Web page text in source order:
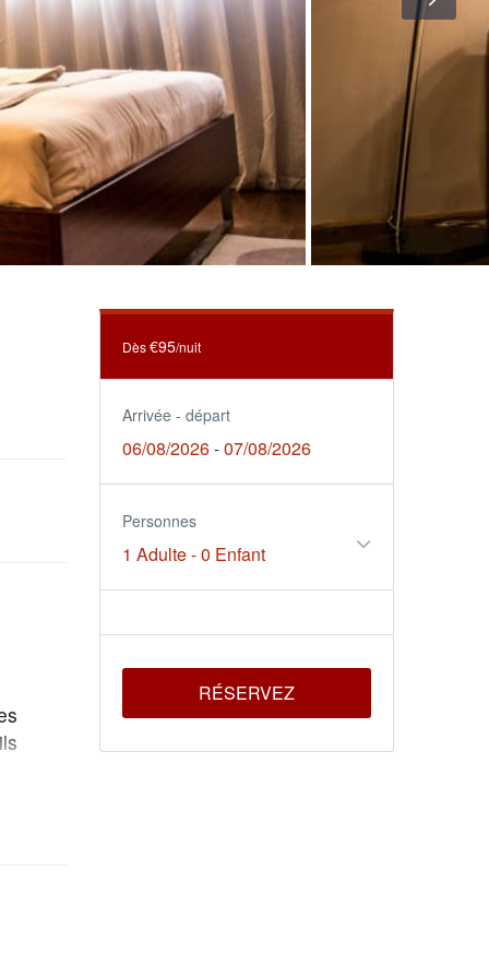
Dès€95/nuit
Arrivée - départ
06/08/2026-07/08/2026
Personnes
1 Adulte-0 Enfant
RÉSERVEZ